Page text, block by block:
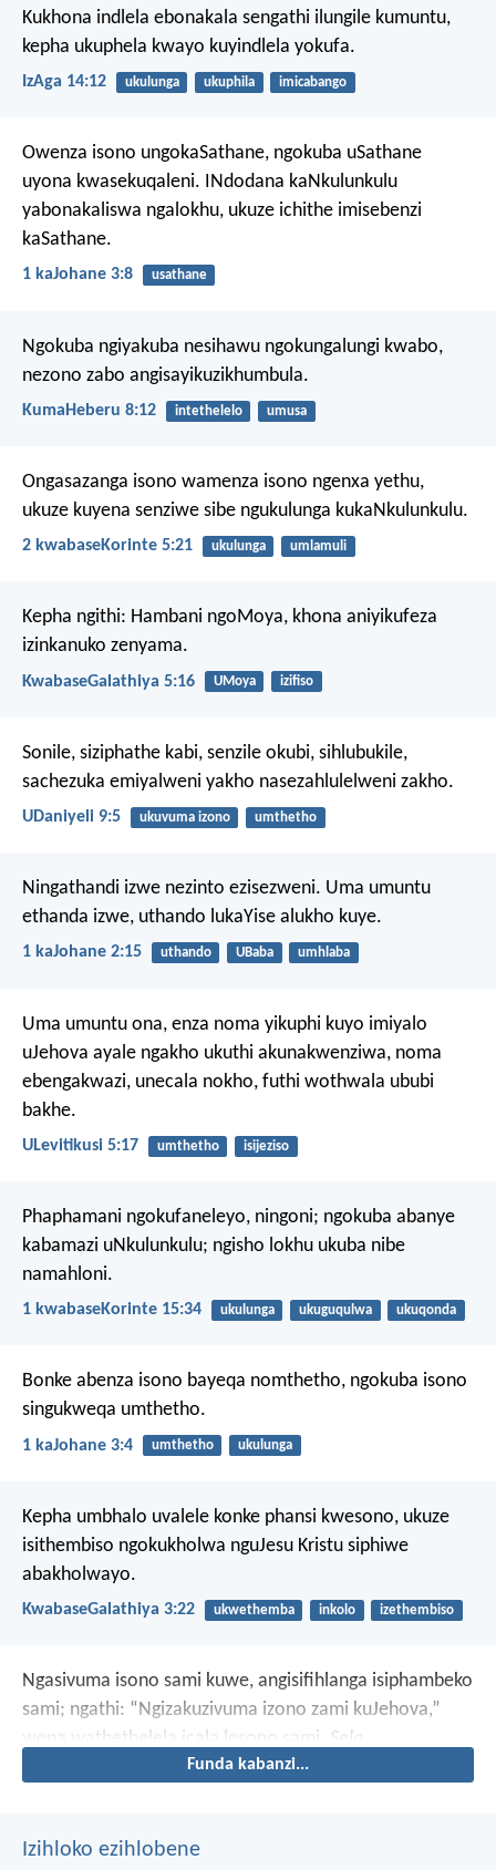
Kukhona indlela ebonakala sengathi ilungile kumuntu,
kepha ukuphela kwayo kuyindlela yokufa.
IzAga 14:12 ukulunga ukuphila imicabango
Owenza isono ungokaSathane, ngokuba uSathane
uyona kwasekuqaleni. INdodana kaNkulunkulu
yabonakaliswa ngalokhu, ukuze ichithe imisebenzi
kaSathane.
1 kaJohane 3:8 usathane
Ngokuba ngiyakuba nesihawu ngokungalungi kwabo,
nezono zabo angisayikuzikhumbula.
KumaHeberu 8:12 intethelelo umusa
Ongasazanga isono wamenza isono ngenxa yethu,
ukuze kuyena senziwe sibe ngukulunga kukaNkulunkulu.
2 kwabaseKorinte 5:21 ukulunga umlamuli
Kepha ngithi: Hambani ngoMoya, khona aniyikufeza
izinkanuko zenyama.
KwabaseGalathiya 5:16 UMoya izifiso
Sonile, siziphathe kabi, senzile okubi, sihlubukile,
sachezuka emiyalweni yakho nasezahlulelweni zakho.
UDaniyeli 9:5 ukuvuma izono umthetho
Ningathandi izwe nezinto ezisezweni. Uma umuntu
ethanda izwe, uthando lukaYise alukho kuye.
1 kaJohane 2:15 uthando UBaba umhlaba
Uma umuntu ona, enza noma yikuphi kuyo imiyalo
uJehova ayale ngakho ukuthi akunakwenziwa, noma
ebengakwazi, unecala nokho, futhi wothwala ububi
bakhe.
ULevitikusi 5:17 umthetho isijeziso
Phaphamani ngokufaneleyo, ningoni; ngokuba abanye
kabamazi uNkulunkulu; ngisho lokhu ukuba nibe
namahloni.
1 kwabaseKorinte 15:34 ukulunga ukuguqulwa ukuqonda
Bonke abenza isono bayeqa nomthetho, ngokuba isono
singukweqa umthetho.
1 kaJohane 3:4 umthetho ukulunga
Kepha umbhalo uvalele konke phansi kwesono, ukuze
isithembiso ngokukholwa nguJesu Kristu siphiwe
abakholwayo.
KwabaseGalathiya 3:22 ukwethemba inkolo izethembiso
Ngasivuma isono sami kuwe, angisifihlanga isiphambeko
sami; ngathi: “Ngizakuzivuma izono zami kuJehova,”
wena wathethelela icala lesono sami.
Sela
Funda kabanzi...
Izihloko ezihlobene